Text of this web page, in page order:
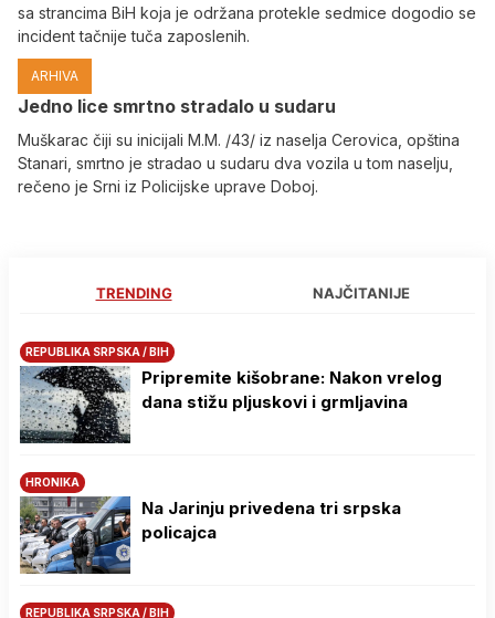
sa strancima BiH koja je održana protekle sedmice dogodio se
incident tačnije tuča zaposlenih.
ARHIVA
Јedno lice smrtno stradalo u sudaru
Muškarac čiji su inicijali M.M. /43/ iz naselja Cerovica, opština
Stanari, smrtno je stradao u sudaru dva vozila u tom naselju,
rečeno je Srni iz Policijske uprave Doboj.
TRENDING NAJČITANIJE
REPUBLIKA SRPSKA / BIH
Pripremite kišobrane: Nakon vrelog
dana stižu pljuskovi i grmljavina
HRONIKA
Na Јarinju privedena tri srpska
policajca
REPUBLIKA SRPSKA / BIH